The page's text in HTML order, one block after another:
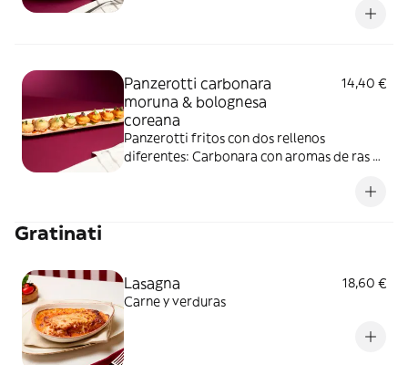
Panzerotti carbonara
moruna & bolognesa
coreana
14,40 €
Panzerotti fritos con dos rellenos
diferentes: Carbonara con aromas de ras el
Gratinati
Lasagna
18,60 €
Carne y verduras